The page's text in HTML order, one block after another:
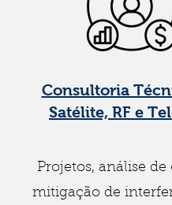
Consultoria
Satélite, RF e
Projetos, análise de
mitigação de